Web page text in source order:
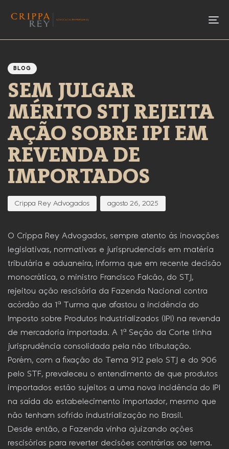
BLOG
SEM JULGAR
MÉRITO STJ REJEITA
AÇÃO SOBRE IPI EM
REVENDA DE
IMPORTADOS
Crippa Rey Advogados agosto 26, 2025
O Crippa Rey Advogados, sempre atento às inovações
legislativas, normativas e jurisprudenciais em matéria
tributária e aduaneira, informa que em recente decisão
monocrática, o ministro Francisco Falcão, do STJ,
rejeitou ação rescisória da Fazenda Nacional contra
acórdão da 1ª Turma que afastou a incidência do
Imposto sobre Produtos Industrializados (IPI) na revenda
de mercadoria importada. A 1ª Seção da Corte tinha
jurisprudência consolidada pela não tributação.
Porém, com a fixação do Tema 912 pelo STJ e do 906
pelo STF, prevaleceu o entendimento de que produtos
importados estão sujeitos a uma nova incidência do IPI
na saída do estabelecimento importador, mesmo que
não tenham sofrido industrialização no Brasil.
Desde então, a Fazenda vinha ajuizando ações
rescisórias para reverter decisões contrárias ao tema.